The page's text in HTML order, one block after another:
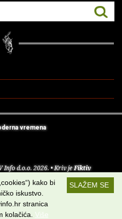
vremena
d.o.o. 2026. • Kriv jeFiktiv
korištenja•RSS kanali
nas na:
SLAŽEM SE
kako bi
iskustvo.
stranica
kolačića. Više